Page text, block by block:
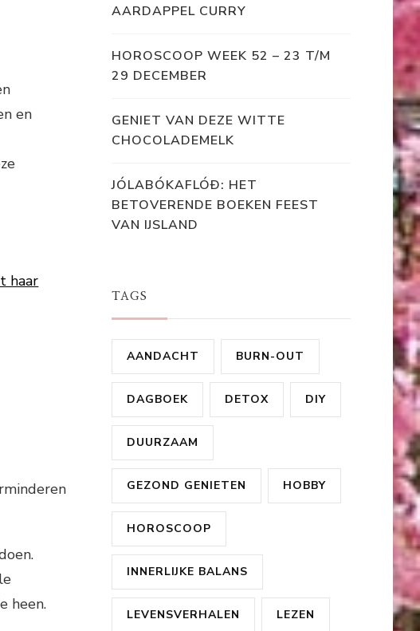
en
haar
heen.
AARDAPPEL CURRY
HOROSCOOP WEEK 52 – 23 T/M
29 DECEMBER
GENIET VAN DEZE WITTE
CHOCOLADEMELK
JÓLABÓKAFLÓÐ: HET
BETOVERENDE BOEKEN FEEST
VAN IJSLAND
TAGS
AANDACHT BURN-OUT
DAGBOEK DETOX DIY
DUURZAAM
GEZOND GENIETEN HOBBY
HOROSCOOP
INNERLIJKE BALANS
LEVENSVERHALEN LEZEN